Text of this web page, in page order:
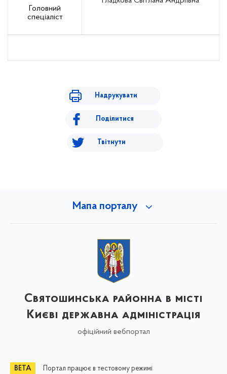
Головний
спеціаліст
Надрукувати
Поділитися
Твітнути
Мапа порталу
Святошинська районна в місті
Києві державна адміністрація
офіційний вебпортал
Портал працює в тестовому режимі